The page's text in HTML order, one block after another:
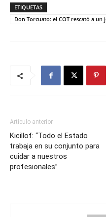
ETIQUETAS
Don Torcuato: el COT rescató a
Artículo anterior
Kicillof: “Todo el Estado
trabaja en su conjunto para
cuidar a nuestros
profesionales”